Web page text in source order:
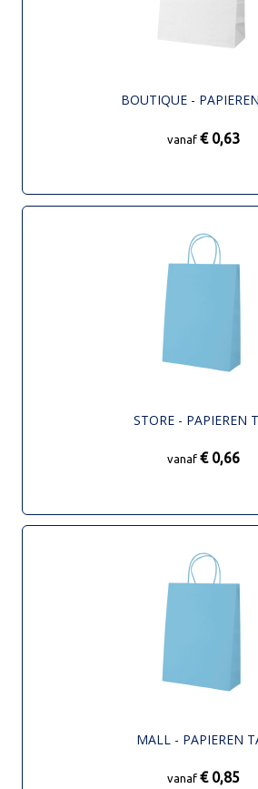
BOUTIQUE -
vanaf € 0,63
STORE - PAPIEREN
vanaf € 0,66
MALL - PAPIEREN
vanaf € 0,85